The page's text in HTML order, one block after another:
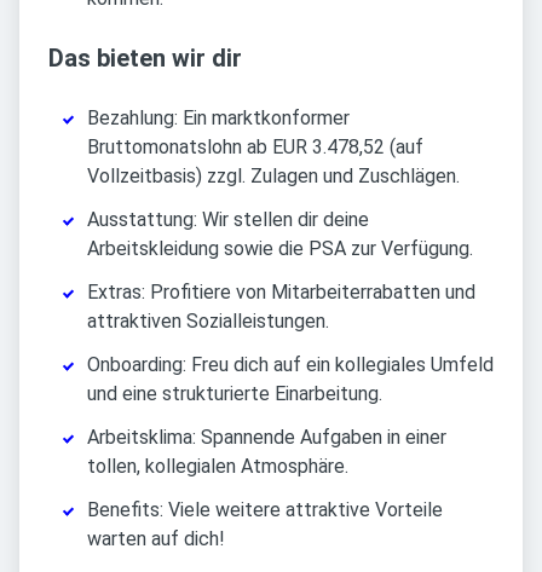
Das bieten wir dir
Bezahlung: Ein marktkonformer
Bruttomonatslohn ab EUR 3.478,52 (auf
Vollzeitbasis) zzgl. Zulagen und Zuschlägen.
Ausstattung: Wir stellen dir deine
Arbeitskleidung sowie die PSA zur Verfügung.
Extras: Profitiere von Mitarbeiterrabatten und
attraktiven Sozialleistungen.
Onboarding: Freu dich auf ein kollegiales Umfeld
und eine strukturierte Einarbeitung.
Arbeitsklima: Spannende Aufgaben in einer
tollen, kollegialen Atmosphäre.
Benefits: Viele weitere attraktive Vorteile
warten auf dich!